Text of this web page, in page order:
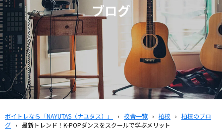
ブログ
ボイトレなら「NAYUTAS（ナユタス）」 › 校舎一覧 › 柏校 › 柏校のブロ
グ › 最新トレンド！K-POPダンスをスクールで学ぶメリット